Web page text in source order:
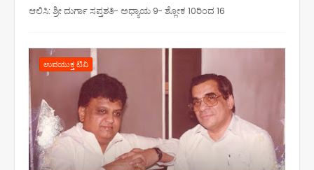
ಆಲಿಸಿ: ಶ್ರೀ ದುರ್ಗಾ ಸಪ್ತಶತಿ- ಅಧ್ಯಾಯ 9- ಶ್ಲೋಕ 10ರಿಂದ 16
ಉಪಯುಕ್ತ ಟಿವಿ